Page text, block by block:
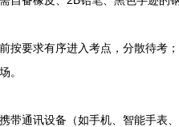
要求有序进入考点，分散待考；
。
通讯设备（如手机、智能手表、